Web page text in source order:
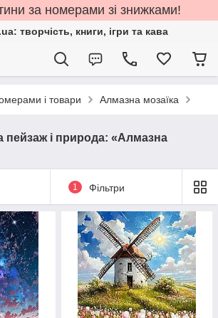
за номерами зі знижками!
творчість, книги, ігри та кава
і товари Алмазна мозаїка
пейзаж і природа: «Алмазна
1 Фільтри